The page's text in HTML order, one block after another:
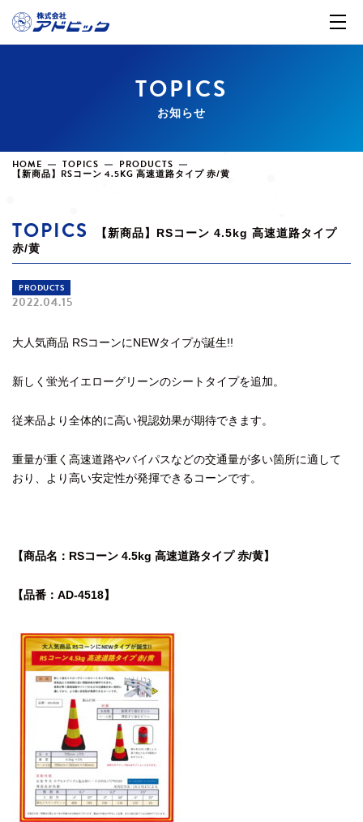
TOPICS
お知らせ
HOME TOPICS PRODUCTS
【新商品】RSコーン 4.5KG 高速道路タイプ 赤/黄
TOPICS
【新商品】RSコーン 4.5kg 高速道路タイプ
赤/黄
PRODUCTS
2022.04.15
大人気商品 RSコーンにNEWタイプが誕生!!
新しく蛍光イエローグリーンのシートタイプを追加。
従来品より全体的に高い視認効果が期待できます。
重量が重く高速道路やバイパスなどの交通量が多い箇所に適して
おり、より高い安定性が発揮できるコーンです。
【商品名：RSコーン 4.5kg 高速道路タイプ 赤/黄】
【品番：AD-4518】